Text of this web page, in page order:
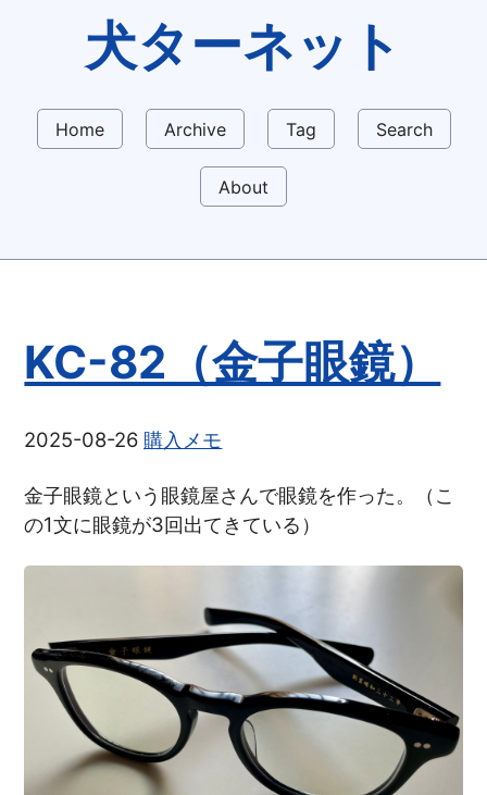
犬ターネット
Home Archive Tag Search
About
KC-82（金子眼鏡）
2025-08-26 購入メモ
金子眼鏡という眼鏡屋さんで眼鏡を作った。（こ
の1文に眼鏡が3回出てきている）